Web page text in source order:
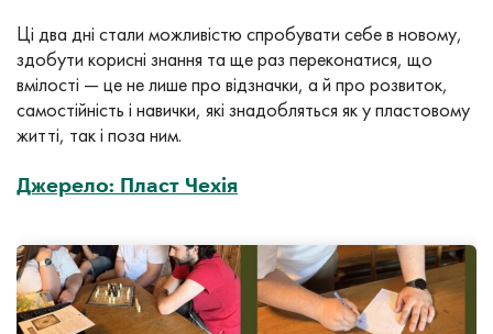
Ці два дні стали можливістю спробувати себе в новому,
здобути корисні знання та ще раз переконатися, що
вмілості — це не лише про відзначки, а й про розвиток,
самостійність і навички, які знадобляться як у пластовому
житті, так і поза ним.
Джерело: Пласт Чехія